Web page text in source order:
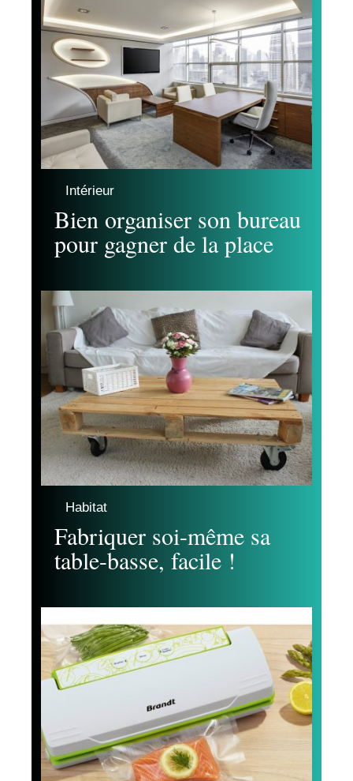
Intérieur
Bien organiser son bureau
pour gagner de la place
Habitat
Fabriquer soi-même sa
table-basse, facile !